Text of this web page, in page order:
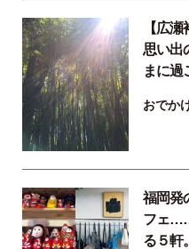
【広
思い出
まに過
おでか
福岡発
フェ
る５軒